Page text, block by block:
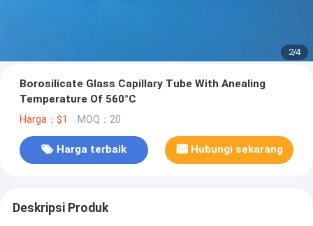
2/4
Borosilicate Glass Capillary Tube With Anealing
Temperature Of 560°C
Harga：$1 MOQ：20
Harga terbaik Hubungi sekarang
Deskripsi Produk